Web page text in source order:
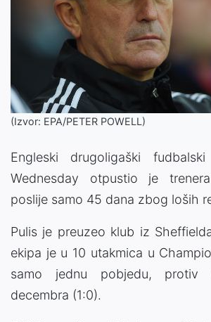
(Izvor: EPA/PETER POWELL)
Engleski drugoligaški
Wednesday otpustio je
poslije samo 45 dana zbog loših
Pulis je preuzeo klub iz
ekipa je u 10 utakmica u
samo jednu pobjedu, protiv
decembra (1:0).